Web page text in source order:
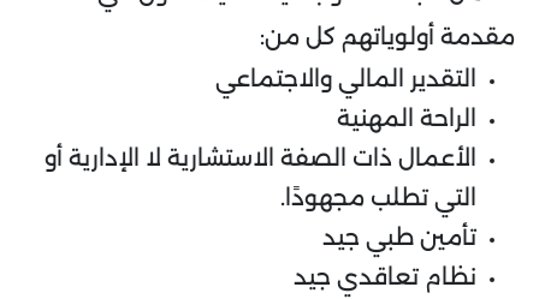
مقدمة أولوياتهم كل من:
التقدير المالي والاجتماعي
الراحة المهنية
الأعمال ذات الصفة الاستشارية لا الإدارية أو
التي تطلب مجهودًا.
تأمين طبي جيد
نظام تعاقدي جيد